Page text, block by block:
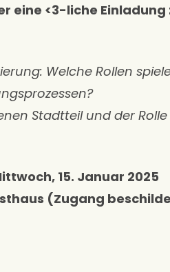
eine <3-liche
Welche Rollen
Stadtteil und der
15. Januar 2025
(Zugang